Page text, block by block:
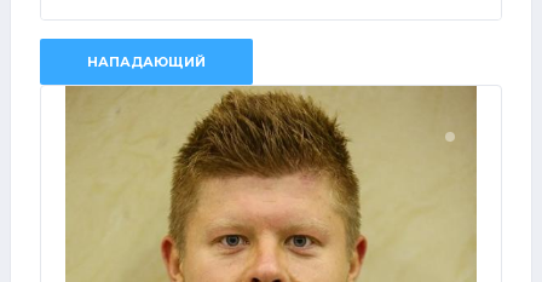
НАПАДАЮЩИЙ